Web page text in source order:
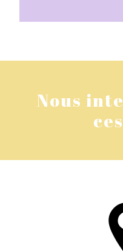
Nous